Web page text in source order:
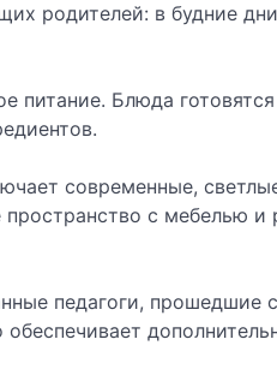
родителей: в будние
питание. Блюда
современные,
пространство с мебелью
педагоги,